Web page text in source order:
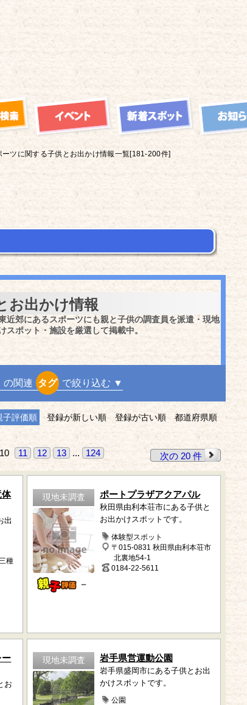
ーツに関する子供とお出かけ情報一覧[181-200件]
お出かけ情報
郊にあるスポーツにも親と子供の調査員を派遣・現地
ポット・施設を厳選して掲載中。
の関連 タグ で絞り込む ▼
子評価順 登録が新しい順 登録が古い順 都道府県順
10 11 12 13 ... 124 次の 20 件
体
出
種
現地未調査
－
ポートプラザアクアパル
秋田県由利本荘市にある子供と
お出かけスポットです。
体験型スポット
〒015-0831 秋田県由利本荘市
北裏地54-1
0184-22-5611
ー
お
現地未調査 岩手県営運動公園
岩手県盛岡市にある子供とお出
かけスポットです。
公園